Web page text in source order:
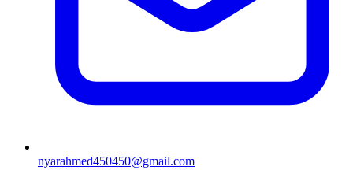
nyarahmed450450@gmail.com